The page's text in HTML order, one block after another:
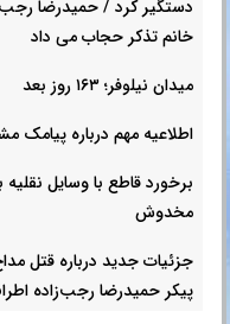
خانم تذکر حجاب می داد
میدان نیلوفر؛ ۱۶۳ روز بعد
اطلاعیه مهم درباره پیامک
برخورد قاطع با وسایل
مخدوش
جزئیات جدید درباره قتل
پیکر حمیدرضا رجب‌زاده